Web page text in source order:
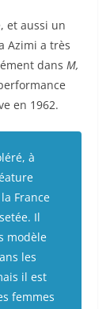
et aussi un
Azimi a très
dans M,
en 1962.
à
France
Il
modèle
les
il est
femmes